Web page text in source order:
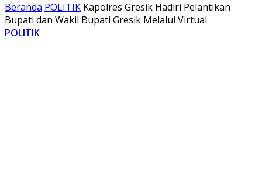
Beranda POLITIK Kapolres Gresik Hadiri Pelantikan
Bupati dan Wakil Bupati Gresik Melalui Virtual
POLITIK